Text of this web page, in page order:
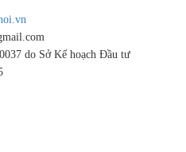
do Sở Kế hoạch Đầu tư